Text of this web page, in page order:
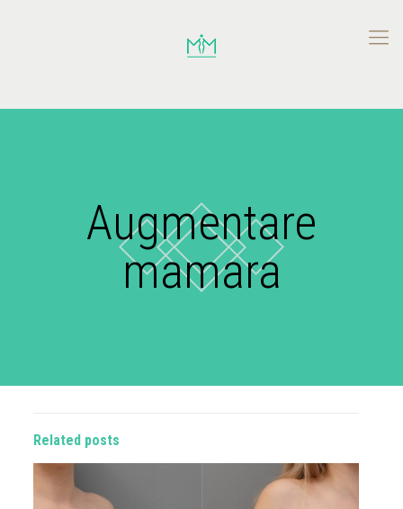
Augmentare
mamara
Related posts